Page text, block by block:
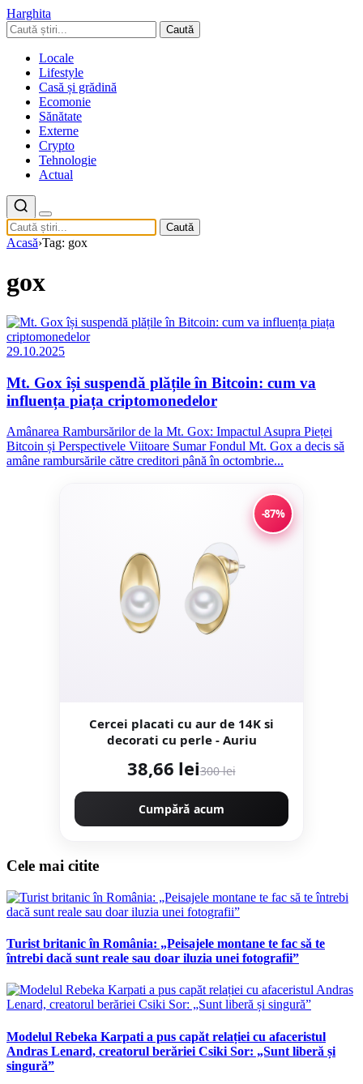
Harghita
Caută
Locale
Lifestyle
Casă și grădină
Ecomonie
Sănătate
Externe
Crypto
Tehnologie
Actual
Caută
Acasă›Tag: gox
gox
29.10.2025
Mt. Gox își suspendă plățile în Bitcoin: cum va
influența piața criptomonedelor
Amânarea Rambursărilor de la Mt. Gox: Impactul Asupra Pieței
Bitcoin și Perspectivele Viitoare Sumar Fondul Mt. Gox a decis să
amâne rambursările către creditori până în octombrie...
-87%
Cercei placati cu aur de 14K si
decorati cu perle - Auriu
38,66 lei300 lei
Cumpără acum
Cele mai citite
Turist britanic în România: „Peisajele montane te fac să te
întrebi dacă sunt reale sau doar iluzia unei fotografii”
Modelul Rebeka Karpati a pus capăt relației cu afaceristul
Andras Lenard, creatorul berăriei Csiki Sor: „Sunt liberă și
singură”